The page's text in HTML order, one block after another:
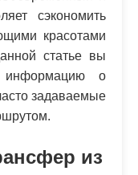
сэкономить
красотами
статье вы
информацию о
задаваемые
из